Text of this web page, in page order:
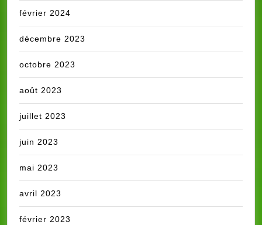
février 2024
décembre 2023
octobre 2023
août 2023
juillet 2023
juin 2023
mai 2023
avril 2023
février 2023